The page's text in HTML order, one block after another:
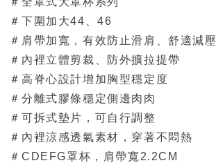
＃下圍加大44、46
＃肩帶加寬，有效防止滑肩、舒適減壓
＃內裡立體剪裁、防外擴拉提帶
＃高脊心設計增加胸型穩定度
＃分離式膠條穩定側邊肉肉
＃可拆式墊片，可自行調整
＃內裡涼感透氣素材，穿著不悶熱
＃CDEFG罩杯，肩帶寬2.2CM